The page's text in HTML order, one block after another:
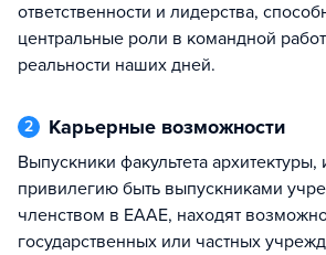
ответственности и лидерства,
центральные роли в командной
реальности наших дней.
2 Карьерные возможности
Выпускники факультета архитектуры, имеющие
привилегию быть выпускниками
членством в EAAE, находят
государственных или частных